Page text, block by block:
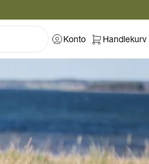
Konto Handlekurv